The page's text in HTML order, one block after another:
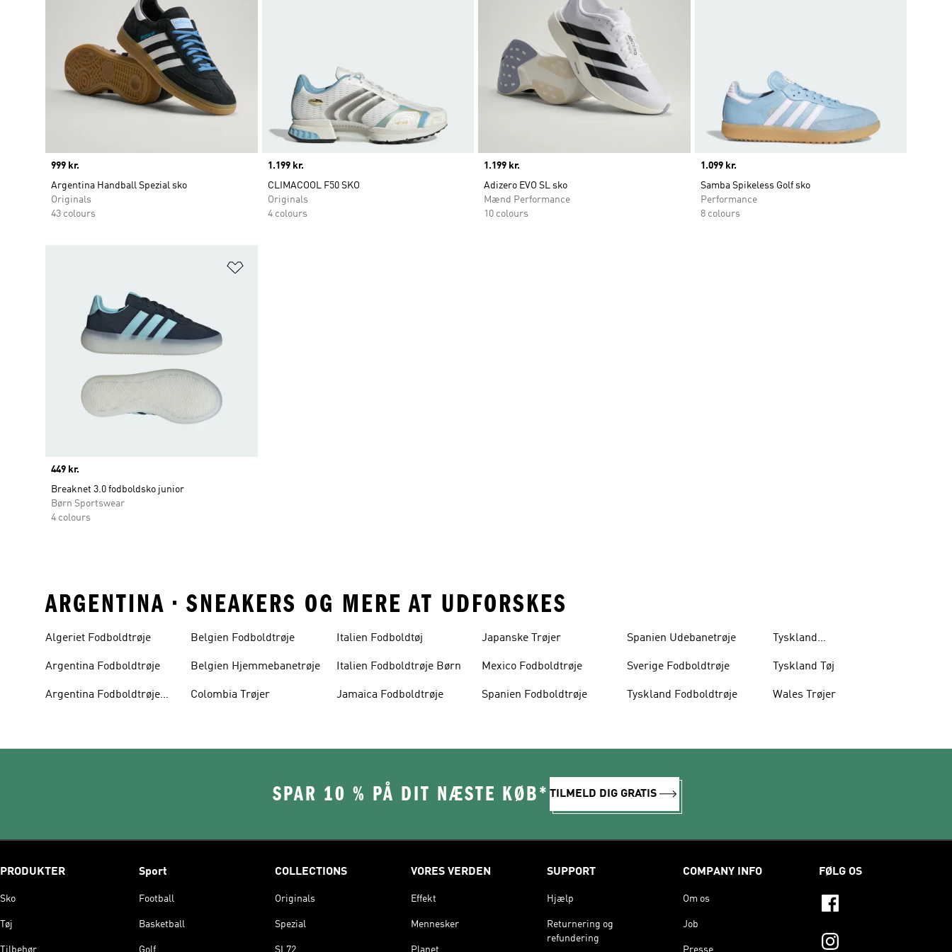
Price
999 kr.
Argentina Handball Spezial sko
Originals
43 colours
Price
1.199 kr.
CLIMACOOL F50 SKO
Originals
4 colours
Price
1.199 kr.
Adizero EVO SL sko
Mænd Performance
10 colours
Price
1.099 kr.
Samba Spikeless Golf sko
Performance
8 colours
Price
449 kr.
Breaknet 3.0 fodboldsko junior
Børn Sportswear
4 colours
ARGENTINA • SNEAKERS OG MERE AT UDFORSKES
Algeriet Fodboldtrøje
Argentina Fodboldtrøje
Argentina Fodboldtrøje
Belgien Fodboldtrøje
Belgien Hjemmebanetrøje
Colombia Trøjer
Italien Fodboldtøj
Italien Fodboldtrøje Børn
Jamaica Fodboldtrøje
Japanske Trøjer
Mexico Fodboldtrøje
Spanien Fodboldtrøje
Spanien Udebanetrøje
Sverige Fodboldtrøje
Tyskland Fodboldtrøje
Tyskland
Tyskland Tøj
Wales Trøjer
SPAR 10 % PÅ DIT NÆSTE KØB* TILMELD DIG GRATIS
PRODUKTER
Sko
Tøj
Tilbehør
Sport
Football
Basketball
Golf
COLLECTIONS
Originals
Spezial
SL72
VORES VERDEN
Effekt
Mennesker
Planet
SUPPORT
Hjælp
Returnering og
refundering
COMPANY INFO
Om os
Job
Presse
FØLG OS